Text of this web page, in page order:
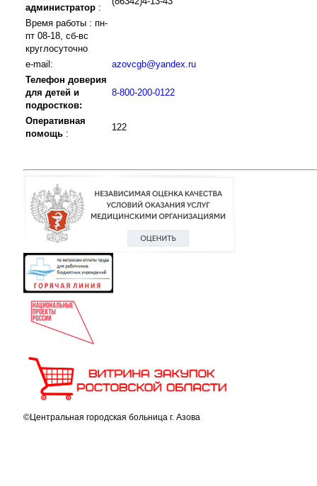
администратор :
Время работы : пн-
пт 08-18, сб-вс
круглосуточно
e-mail:
azovcgb@yandex.ru
Телефон доверия
для детей и
подростков:
8-800-200-0122
Оперативная
помощь :
122
©Центральная городская больница г. Азова